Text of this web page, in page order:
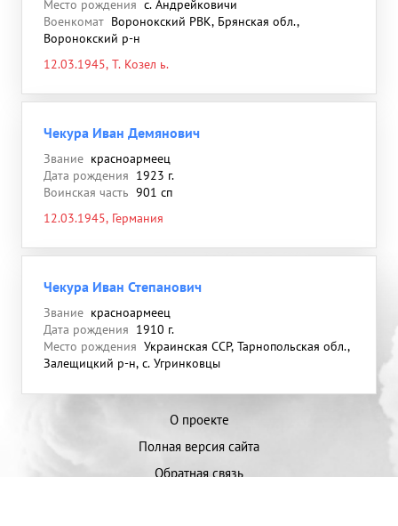
Место рождения с. Андрейковичи
Военкомат Воронокский РВК, Брянская обл.,
Воронокский р-н
12.03.1945, T. Козел ь.
Чекура Иван Демянович
Звание красноармеец
Дата рождения 1923 г.
Воинская часть 901 сп
12.03.1945, Германия
Чекура Иван Степанович
Звание красноармеец
Дата рождения 1910 г.
Место рождения Украинская ССР, Тарнопольская обл.,
Залещицкий р-н, с. Угринковцы
О проекте
Полная версия сайта
Обратная связь